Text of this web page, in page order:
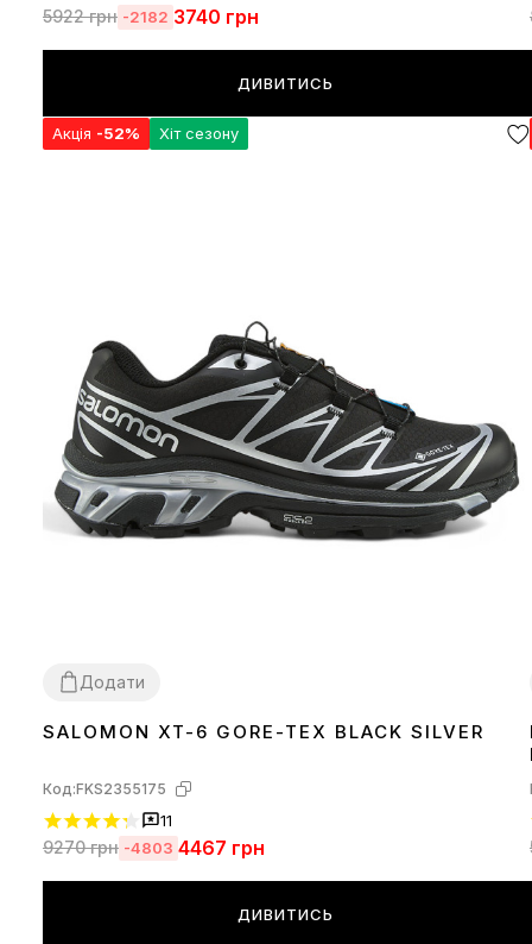
5922грн -2182 3740 грн
ДИВИТИСЬ
Акція -52% Хіт сезону
Додати
3637 38 394041 42 43 4445
SALOMON XT-6 GORE-TEX BLACK SILVER
Код:FKS2355175
11
9270грн -4803 4467 грн
ДИВИТИСЬ